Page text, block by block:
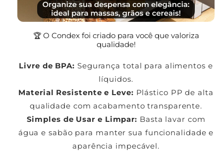
🏆 O Condex foi criado para você que valoriza
qualidade!
Livre de BPA: Segurança total para alimentos e
líquidos.
Material Resistente e Leve: Plástico PP de alta
qualidade com acabamento transparente.
Simples de Usar e Limpar: Basta lavar com
água e sabão para manter sua funcionalidade e
aparência impecável.